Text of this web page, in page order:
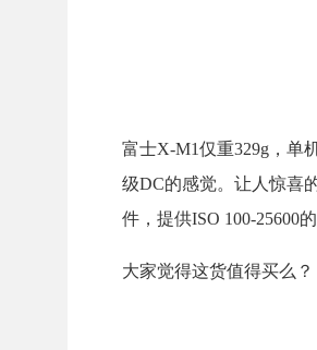
富士X-M1仅重329g，单
级DC的感觉。让人惊喜
件，提供ISO 100-25600
大家觉得这货值得买么？